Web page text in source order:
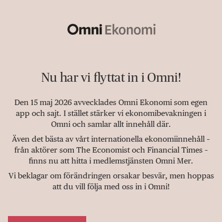
Nu har vi flyttat in i Omni!
Den 15 maj 2026 avvecklades Omni Ekonomi som egen
app och sajt. I stället stärker vi ekonomibevakningen i
Omni och samlar allt innehåll där.
Även det bästa av vårt internationella ekonomiinnehåll –
från aktörer som The Economist och Financial Times –
finns nu att hitta i medlemstjänsten Omni Mer.
Vi beklagar om förändringen orsakar besvär, men hoppas
att du vill följa med oss in i Omni!